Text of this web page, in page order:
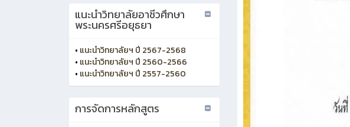
แนะนำวิทยาลัยอาชีวศึกษา
พระนครศรีอยุธยา
• แนะนำวิทยาลัยฯ ปี 2567-2568
• แนะนำวิทยาลัยฯ ปี 2560-2566
• แนะนำวิทยาลัยฯ ปี 2557-2560
การจัดการหลักสูตร